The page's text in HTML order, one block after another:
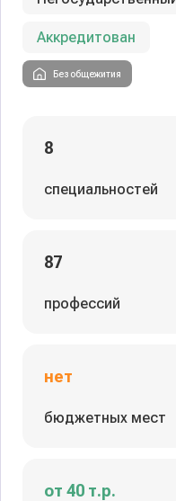
Аккредитован
Без общежития
8
специальностей
87
профессий
нет
бюджетных мест
от 40 т.р.